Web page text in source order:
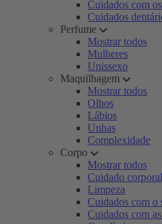
Cuidados com
Cuidados
Perfume
Mostrar todos
Mulheres
Unissexo
Maquilhagem
Mostrar todos
Olhos
Lábios
Unhas
Complexidade
Corpo
Mostrar todos
Cuidado corporal
Limpeza
Cuidados com o
Cuidados com